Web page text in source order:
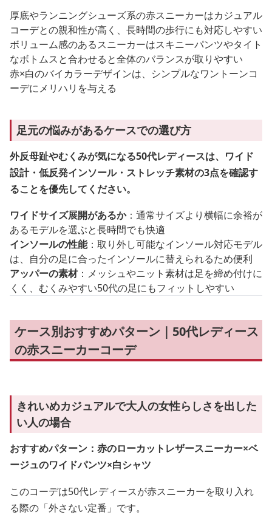
厚底やランニングシューズ系の赤スニーカーはカジュアル
コーデとの親和性が高く、長時間の歩行にも対応しやすい
ボリューム感のあるスニーカーはスキニーパンツやタイト
なボトムスと合わせると全体のバランスが取りやすい
赤×白のバイカラーデザインは、シンプルなワントーンコ
ーデにメリハリを与える
足元の悩みがあるケースでの選び方
外反母趾やむくみが気になる50代レディースは、ワイド
設計・低反発インソール・ストレッチ素材の3点を確認す
ることを優先してください。
ワイドサイズ展開があるか：通常サイズより横幅に余裕が
あるモデルを選ぶと長時間でも快適
インソールの性能：取り外し可能なインソール対応モデル
は、自分の足に合ったインソールに替えられるため便利
アッパーの素材：メッシュやニット素材は足を締め付けに
くく、むくみやすい50代の足にもフィットしやすい
ケース別おすすめパターン｜50代レディース
の赤スニーカーコーデ
きれいめカジュアルで大人の女性らしさを出した
い人の場合
おすすめパターン：赤のローカットレザースニーカー×ベ
ージュのワイドパンツ×白シャツ
このコーデは50代レディースが赤スニーカーを取り入れ
る際の「外さない定番」です。